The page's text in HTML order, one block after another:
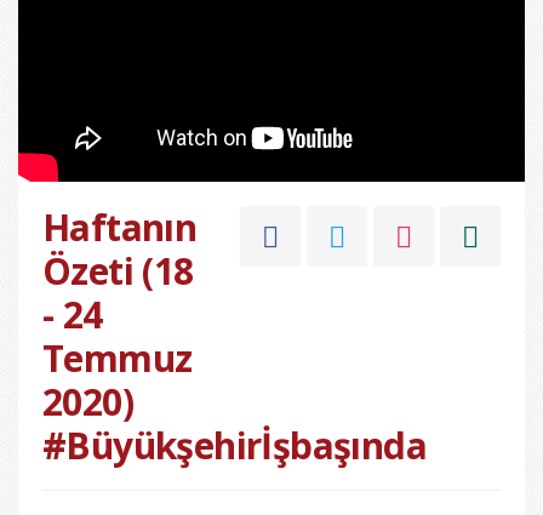
Haftanın
Özeti (18
- 24
Temmuz
2020)
#Büyükşehirİşbaşında‬